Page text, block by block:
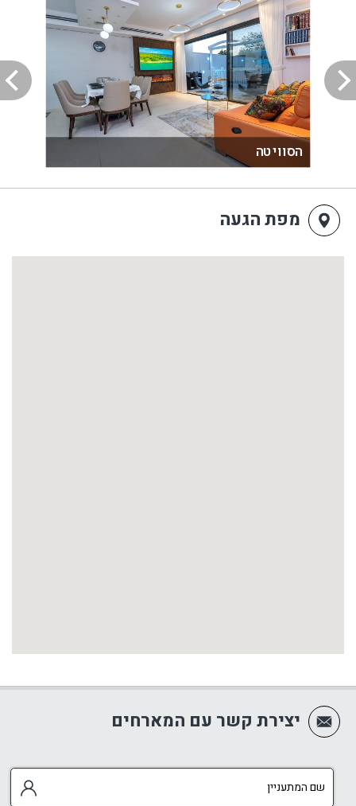
הסוויטה
מפת הגעה
יצירת קשר עם המארחים